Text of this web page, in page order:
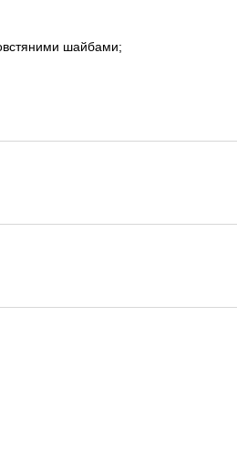
шайбами;